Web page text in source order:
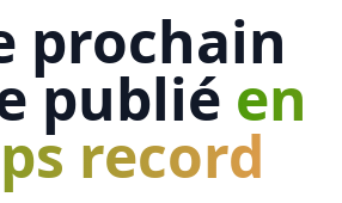
prochain
publié en
record